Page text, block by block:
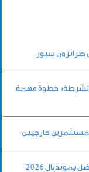
طرابزون سبور
الشرطة» خطوة مهمة
خارجيين
2026